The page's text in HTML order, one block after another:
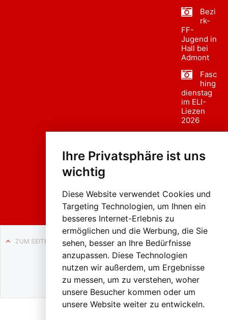
Ihre Privatsphäre ist uns
wichtig
Diese Website verwendet Cookies und
Targeting Technologien, um Ihnen ein
besseres Internet-Erlebnis zu
ermöglichen und die Werbung, die Sie
sehen, besser an Ihre Bedürfnisse
anzupassen. Diese Technologien
nutzen wir außerdem, um Ergebnisse
zu messen, um zu verstehen, woher
unsere Besucher kommen oder um
unsere Website weiter zu entwickeln.
Bezi
rk-
FF-
Jugend in
Hall bei
Admont
Fasc
hing
dienstag
im ELI-
Liezen
2026
sumzug
Liezen
ZUM SEITENANFANG
Auf BLO24.at werben?
+43 (0)664 2226600